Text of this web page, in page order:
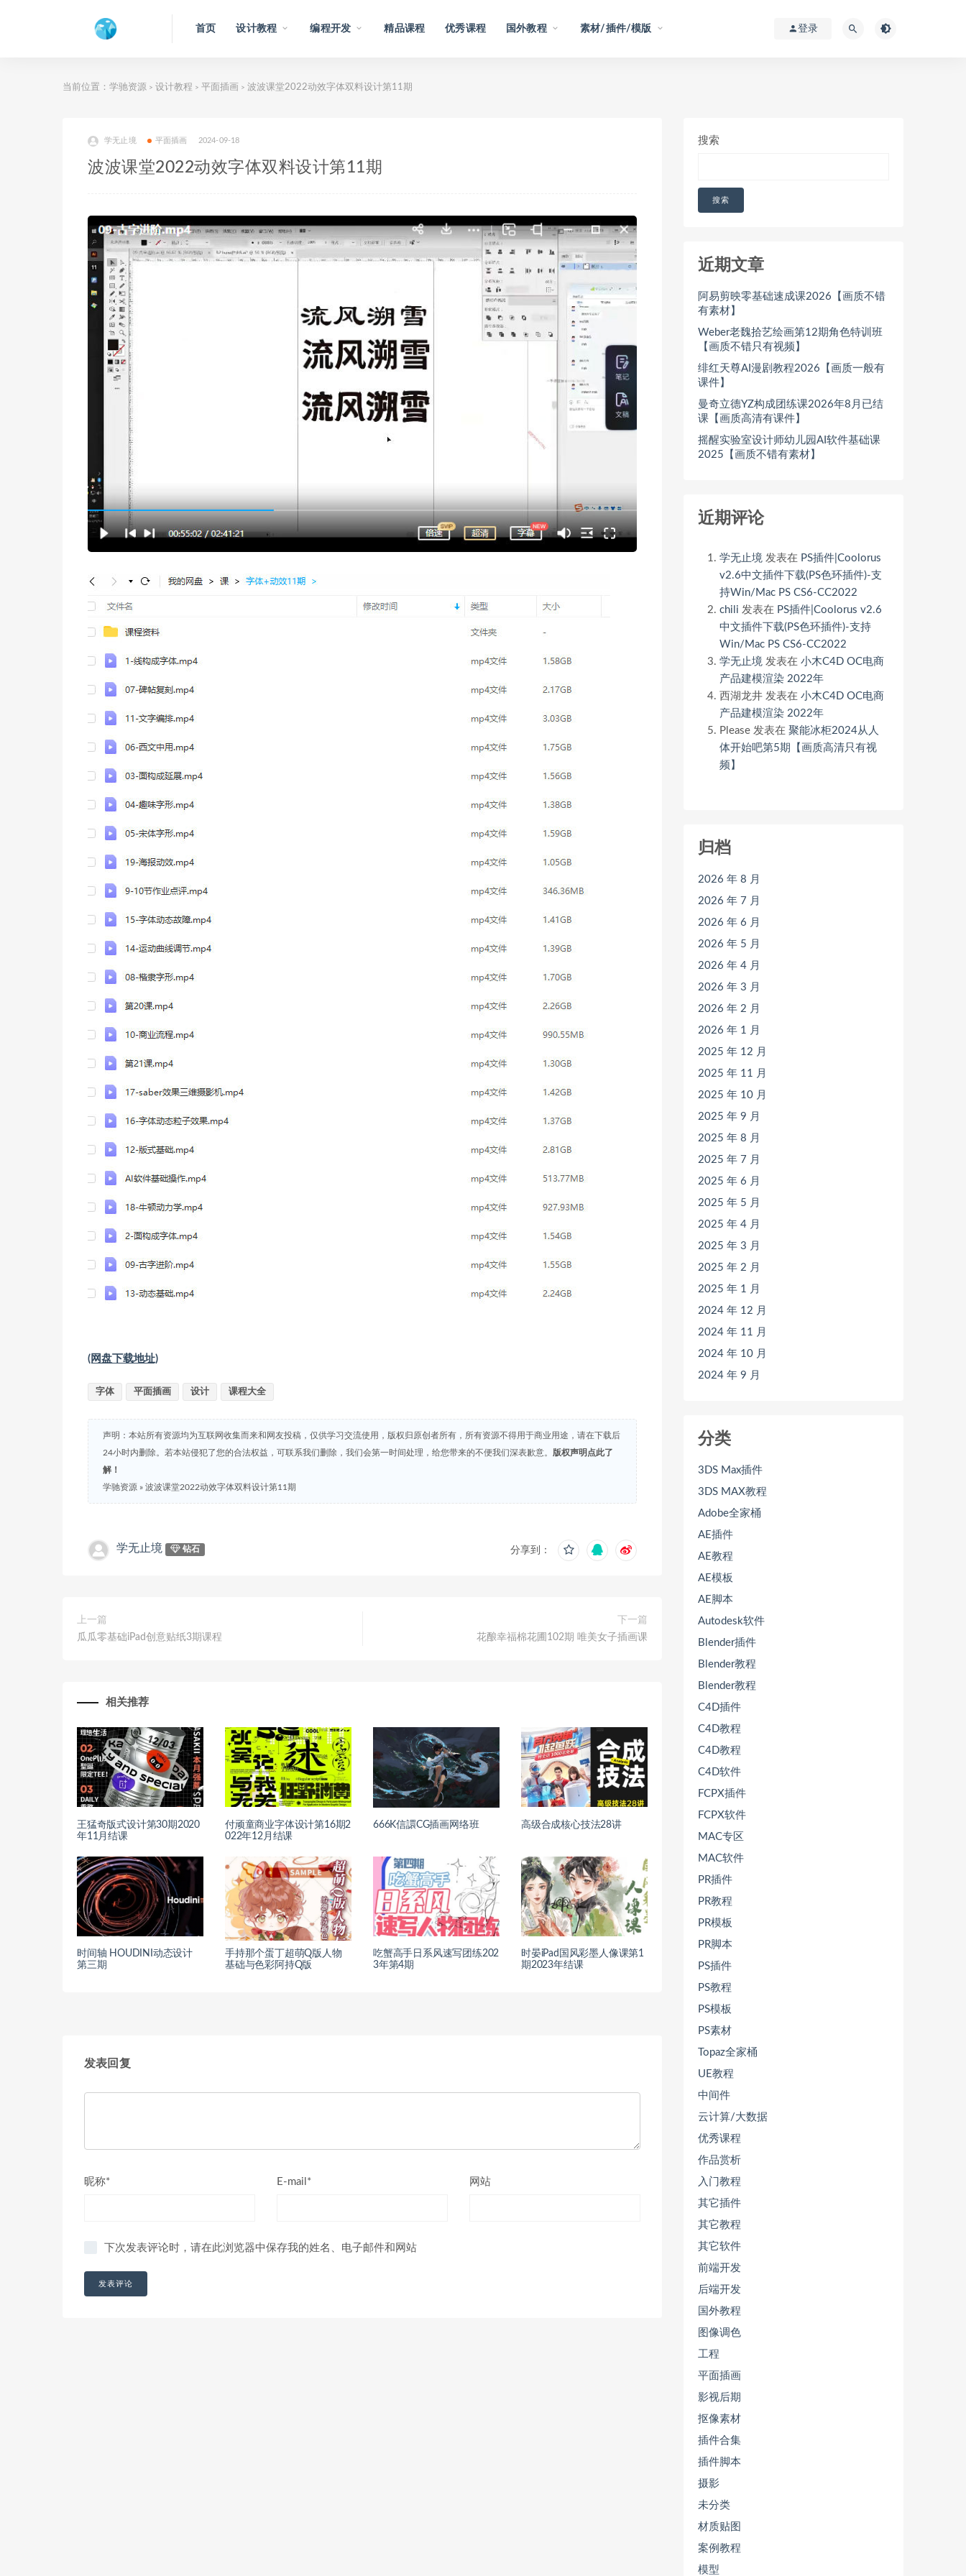
首页 设计教程 编程开发 精品课程 优秀课程 国外教程 素材/插件/模版 登录
当前位置： 学驰资源 > 设计教程 > 平面插画 > 波波课堂2022动效字体双料设计第11期
学无止境 平面插画 2024-09-18
波波课堂2022动效字体双料设计第11期
(网盘下载地址)
字体 平面插画 设计 课程大全
声明：本站所有资源均为互联网收集而来和网友投稿，仅供学习交流使用，版权归原创者所有，所有资源不得用于商业用途，请在下载后
24小时内删除。若本站侵犯了您的合法权益，可联系我们删除，我们会第一时间处理，给您带来的不便我们深表歉意。
版权声明点此了
解！
学驰资源 » 波波课堂2022动效字体双料设计第11期
学无止境 钻石 分享到：
上一篇
瓜瓜零基础iPad创意贴纸3期课程
下一篇
花酿幸福棉花圃102期 唯美女子插画课
相关推荐
王猛奇版式设计第30期2020
年11月结课
付顽童商业字体设计第16期2
022年12月结课
666K信譞CG插画网络班 高级合成核心技法28讲
时间轴 HOUDINI动态设计
第三期
手持那个蛋丁超萌Q版人物
基础与色彩阿持Q版
吃蟹高手日系风速写团练202
3年第4期
时晏iPad国风彩墨人像课第1
期2023年结课
发表回复
昵称* E-mail* 网站
下次发表评论时，请在此浏览器中保存我的姓名、电子邮件和网站
搜索
搜索
近期文章
阿易剪映零基础速成课2026【画质不错
有素材】
Weber老魏拾艺绘画第12期角色特训班
【画质不错只有视频】
绯红天尊AI漫剧教程2026【画质一般有
课件】
曼奇立德YZ构成团练课2026年8月已结
课【画质高清有课件】
摇醒实验室设计师幼儿园AI软件基础课
2025【画质不错有素材】
近期评论
学无止境 发表在 PS插件|Coolorus
v2.6中文插件下载(PS色环插件)-支
持Win/Mac PS CS6-CC2022
chili 发表在 PS插件|Coolorus v2.6
中文插件下载(PS色环插件)-支持
Win/Mac PS CS6-CC2022
学无止境 发表在 小木C4D OC电商
产品建模渲染 2022年
西湖龙井 发表在 小木C4D OC电商
产品建模渲染 2022年
Please 发表在 聚能冰柜2024从人
体开始吧第5期【画质高清只有视
频】
归档
2026 年 8 月
2026 年 7 月
2026 年 6 月
2026 年 5 月
2026 年 4 月
2026 年 3 月
2026 年 2 月
2026 年 1 月
2025 年 12 月
2025 年 11 月
2025 年 10 月
2025 年 9 月
2025 年 8 月
2025 年 7 月
2025 年 6 月
2025 年 5 月
2025 年 4 月
2025 年 3 月
2025 年 2 月
2025 年 1 月
2024 年 12 月
2024 年 11 月
2024 年 10 月
2024 年 9 月
分类
3DS Max插件
3DS MAX教程
Adobe全家桶
AE插件
AE教程
AE模板
AE脚本
Autodesk软件
Blender插件
Blender教程
Blender教程
C4D插件
C4D教程
C4D教程
C4D软件
FCPX插件
FCPX软件
MAC专区
MAC软件
PR插件
PR教程
PR模板
PR脚本
PS插件
PS教程
PS模板
PS素材
Topaz全家桶
UE教程
中间件
云计算/大数据
优秀课程
作品赏析
入门教程
其它插件
其它教程
其它软件
前端开发
后端开发
国外教程
图像调色
工程
平面插画
影视后期
抠像素材
插件合集
插件脚本
摄影
未分类
材质贴图
案例教程
模型